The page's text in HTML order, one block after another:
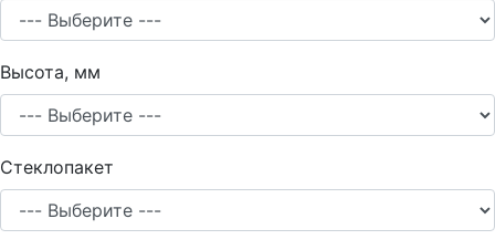
Высота, мм
Стеклопакет